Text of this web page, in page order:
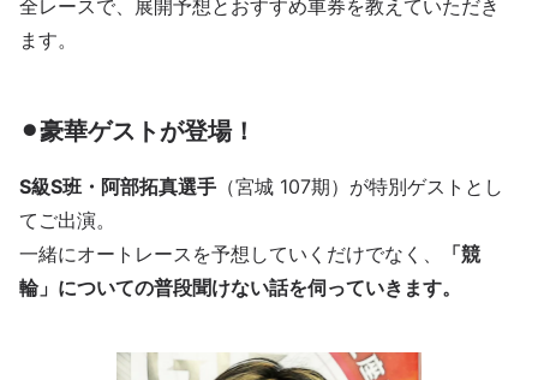
全レースで、展開予想とおすすめ車券を教えていただき
ます。
⚫︎豪華ゲストが登場！
S級S班・阿部拓真選手 （宮城 107期）が特別ゲストとし
てご出演。
一緒にオートレースを予想していくだけでなく、
「競
輪」についての普段聞けない話を伺っていきます。